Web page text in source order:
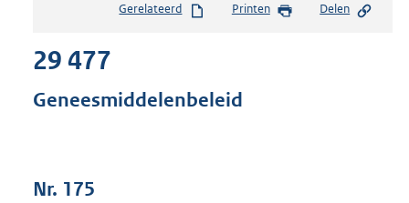
s
Gerelateerd Printen Delen
29 477
Geneesmiddelenbeleid
Nr. 175